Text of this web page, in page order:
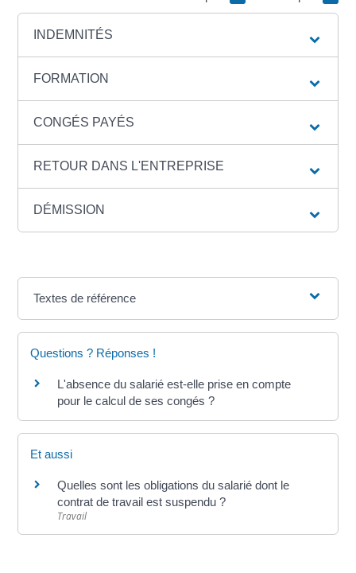
INDEMNITÉS
FORMATION
CONGÉS PAYÉS
RETOUR DANS L'ENTREPRISE
DÉMISSION
Textes de référence
Questions ? Réponses !
L'absence du salarié est-elle prise en compte
pour le calcul de ses congés ?
Et aussi
Quelles sont les obligations du salarié dont le
contrat de travail est suspendu ?
Travail